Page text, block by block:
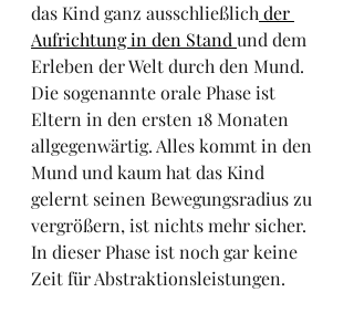
das Kind ganz ausschließlich der
Aufrichtung in den Stand und dem
Erleben der Welt durch den Mund.
Die sogenannte orale Phase ist
Eltern in den ersten 18 Monaten
allgegenwärtig. Alles kommt in den
Mund und kaum hat das Kind
gelernt seinen Bewegungsradius zu
vergrößern, ist nichts mehr sicher.
In dieser Phase ist noch gar keine
Zeit für Abstraktionsleistungen.